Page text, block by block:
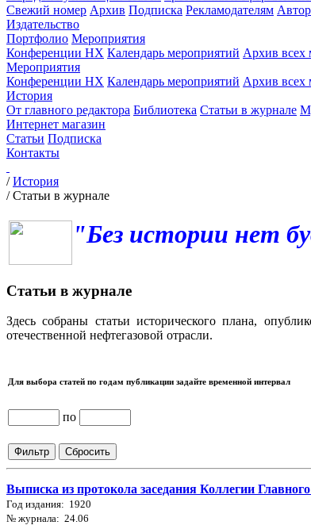
Свежий номер Архив Подписка Рекламодателям
Издательство
Портфолио Мероприятия
Конференции НХ Календарь мероприятий Архив всех
Мероприятия
Конференции НХ Календарь мероприятий Архив всех
История
От главного редактора Библиотека Статьи в журнале
Интернет магазин
Статьи Подписка
Контакты
/История
/Статьи в журнале
"Без истории нет
Статьи в журнале
Здесь собраны статьи исторического плана,
отечественной нефтегазовой отрасли.
Для выбора статей по годам публикации задайте временной интервал
по
Выписка из протокола заседания Коллегии
Год издания: 1920
№ журнала: 24.06